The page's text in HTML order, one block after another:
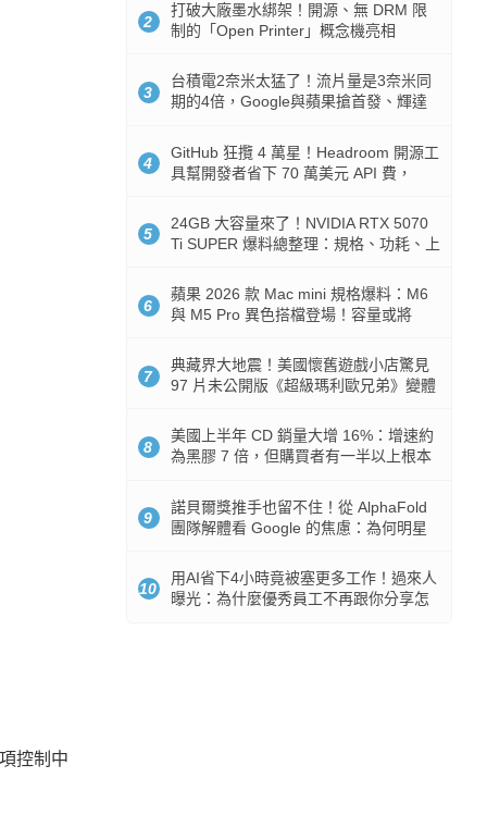
控制中
2
打破大廠墨水綁架！開源、無 DRM 限
制的「Open Printer」概念機亮相
3
台積電2奈米太猛了！流片量是3奈米同
期的4倍，Google與蘋果搶首發、輝達
4
GitHub 狂攬 4 萬星！Headroom 開源工
具幫開發者省下 70 萬美元 API 費，
5
24GB 大容量來了！NVIDIA RTX 5070
Ti SUPER 爆料總整理：規格、功耗、上
6
蘋果 2026 款 Mac mini 規格爆料：M6
與 M5 Pro 異色搭檔登場！容量或將
7
典藏界大地震！美國懷舊遊戲小店驚見
97 片未公開版《超級瑪利歐兄弟》變體
8
美國上半年 CD 銷量大增 16%：增速約
為黑膠 7 倍，但購買者有一半以上根本
9
諾貝爾獎推手也留不住！從 AlphaFold
團隊解體看 Google 的焦慮：為何明星
10
用AI省下4小時竟被塞更多工作！過來人
曝光：為什麼優秀員工不再跟你分享怎